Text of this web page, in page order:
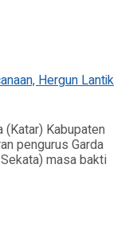
(Katar) Kabupaten
pengurus Garda
masa bakti